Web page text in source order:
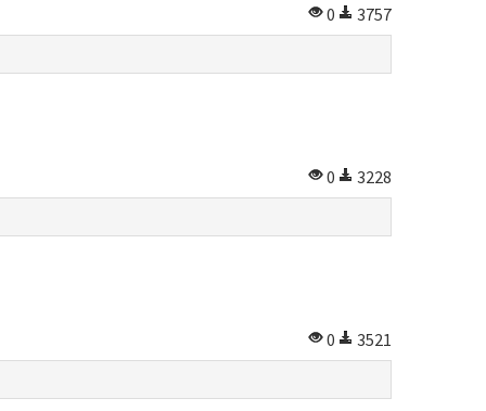
0
3757
0
3228
0
3521